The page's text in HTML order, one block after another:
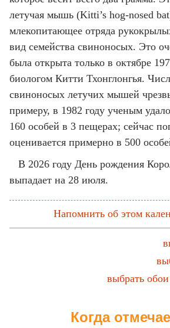
летучая мышь (Kitti’s hog-nosed
млекопитающее отряда
вид семейства свиноносых. Это
была открыта только в октябре
биологом Китти Тхонглонгья.
свиноносых летучих мышей
примеру, в 1982 году ученым
160 особей в 3 пещерах; сейчас
оценивается примерно в 500
В 2026 году День рождения
выпадает на 28 июля.
Напомнить об этом
выбрать
Когда